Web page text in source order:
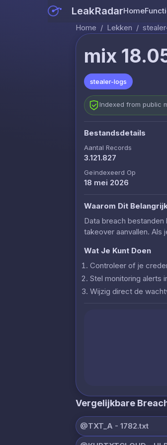
LeakRadarHome
Home / Lekken /
mix
stealer-logs
Indexed from public
Bestandsdetails
Aantal Records
3.121.827
Geïndexeerd Op
18 mei 2026
Waarom Dit
Data breach
takeover aanvallen. Als
Wat Je Kunt Doen
Controleer of je
Stel monitoring alerts
Wijzig direct de
Vergelijkbare
@TXT_A - 1782.txt